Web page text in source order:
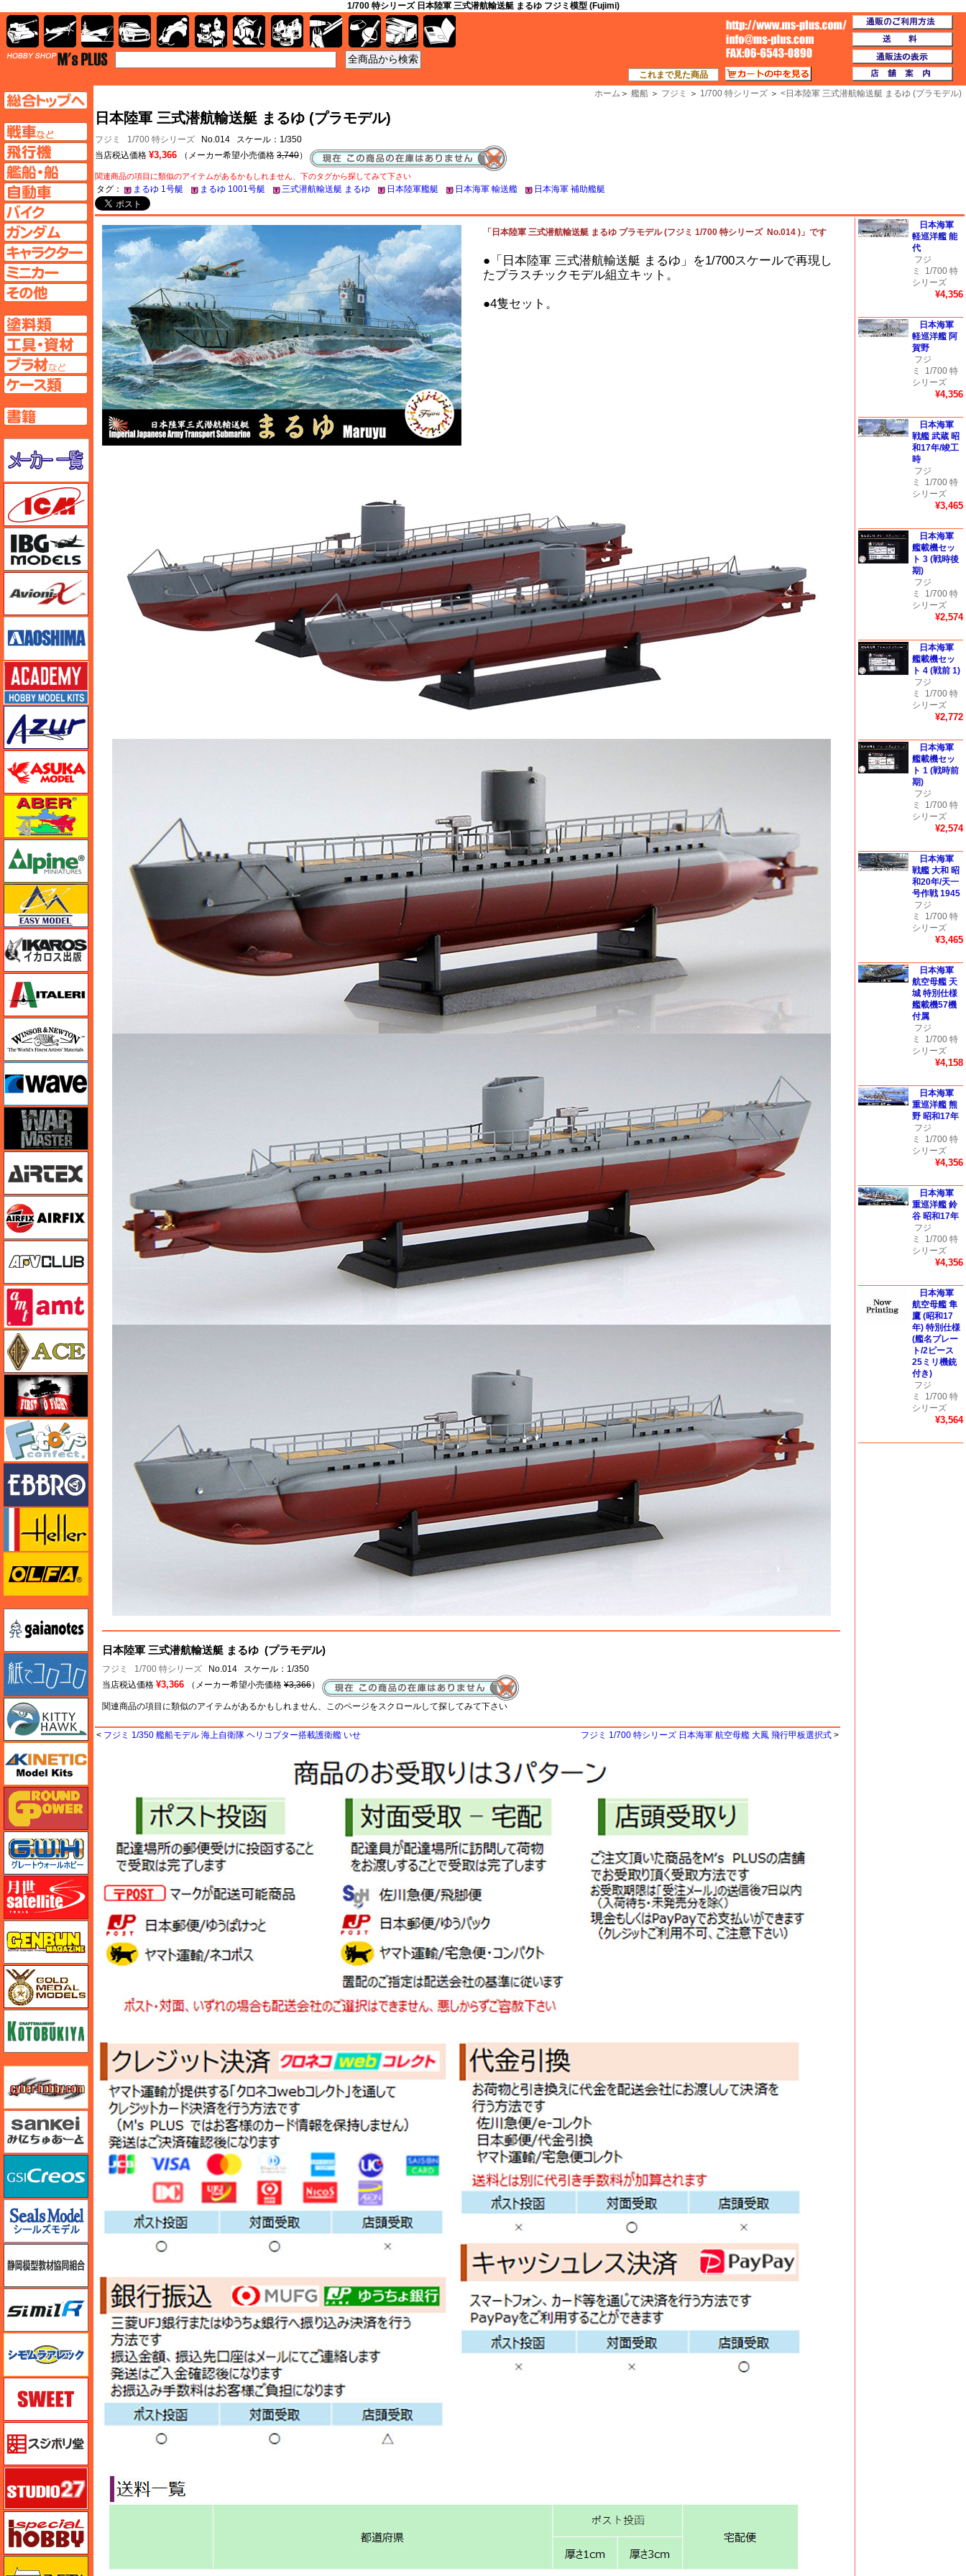
1/700 特シリーズ 日本陸軍 三式潜航輸送艇 まるゆ フジミ模型 (Fujimi)
ホーム ＞ 艦船 ＞ フジミ ＞ 1/700 特シリーズ ＞ <日本陸軍 三式潜航輸送艇 まるゆ (プラモデル)
日本陸軍 三式潜航輸送艇 まるゆ (プラモデル)
フジミ 1/700 特シリーズ No.014 スケール：1/350
当店税込価格 ¥3,366 （メーカー希望小売価格 3,740）
関連商品の項目に類似のアイテムがあるかもしれません、下のタグから探してみて下さい
タグ： まるゆ 1号艇 まるゆ 1001号艇 三式潜航輸送艇 まるゆ 日本陸軍艦艇 日本海軍 輸送艦 日本海軍 補助艦艇
「日本陸軍 三式潜航輸送艇 まるゆ プラモデル (フジミ 1/700 特シリーズ No.014 )」です
●「日本陸軍 三式潜航輸送艇 まるゆ」を1/700スケールで再現し
たプラスチックモデル組立キット。
●4隻セット。
日本陸軍 三式潜航輸送艇 まるゆ (プラモデル)
フジミ 1/700 特シリーズ No.014 スケール：1/350
当店税込価格 ¥3,366 （メーカー希望小売価格 ¥3,366）
関連商品の項目に類似のアイテムがあるかもしれません、このページをスクロールして探してみて下さい
< フジミ 1/350 艦船モデル 海上自衛隊 ヘリコプター搭載護衛艦 いせ フジミ 1/700 特シリーズ 日本海軍 航空母艦 大鳳 飛行甲板選択式 >
日本海軍
軽巡洋艦 能
代
フジ
ミ
1/700 特
シリーズ
¥4,356
日本海軍
軽巡洋艦 阿
賀野
フジ
ミ
1/700 特
シリーズ
¥4,356
日本海軍
戦艦 武蔵 昭
和17年/竣工
時
フジ
ミ
1/700 特
シリーズ
¥3,465
日本海軍
艦載機セッ
ト 3 (戦時後
期)
フジ
ミ
1/700 特
シリーズ
¥2,574
日本海軍
艦載機セッ
ト 4 (戦前 1)
フジ
ミ
1/700 特
シリーズ
¥2,772
日本海軍
艦載機セッ
ト 1 (戦時前
期)
フジ
ミ
1/700 特
シリーズ
¥2,574
日本海軍
戦艦 大和 昭
和20年/天一
号作戦 1945
フジ
ミ
1/700 特
シリーズ
¥3,465
日本海軍
航空母艦 天
城 特別仕様
艦載機57機
付属
フジ
ミ
1/700 特
シリーズ
¥4,158
日本海軍
重巡洋艦 熊
野 昭和17年
フジ
ミ
1/700 特
シリーズ
¥4,356
日本海軍
重巡洋艦 鈴
谷 昭和17年
フジ
ミ
1/700 特
シリーズ
¥4,356
日本海軍
航空母艦 隼
鷹 (昭和17
年) 特別仕様
(艦名プレー
ト/2ピース
25ミリ機銃
付き)
フジ
ミ
1/700 特
シリーズ
¥3,564
AFV
自動車ページへ
バイクページへ
ガンダムページへ
キャラクターページへ
ミニカーページへ
その他ページへ
塗料ページへ
工具ページへ
プラ材ページへ
ケースページへ
書籍ページへ
メーカー一覧のページはこちら
Avioni-X（アヴィオニクス）
イージーモデル
ガイアノーツ
キティホーク
グレートウォールホビー
ゲンブンマガジン
コトブキヤ
サイバーホビー
さんけい みにちゅあーと
GSIクレオス
静岡模型協同組合
シミラー（similR）
シモムラアレック
スイート（SWEET）
スジボリ堂
AFV 飛行機 艦船 自動車 バイク キャラクターガンダム 塗料 工具 資材 ケース
これまで見た商品
カートの中を見る